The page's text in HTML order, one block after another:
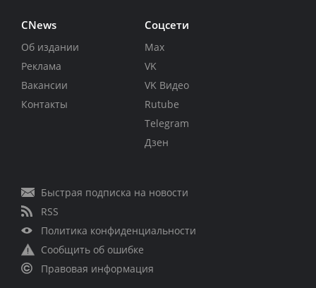
CNews
Об издании
Реклама
Вакансии
Контакты
Соцсети
Max
VK
VK Видео
Rutube
Telegram
Дзен
Быстрая подписка на новости
RSS
Политика конфиденциальности
Сообщить об ошибке
Правовая информация